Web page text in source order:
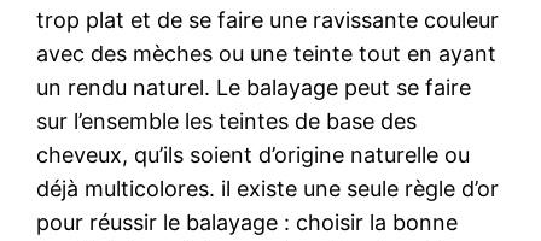
trop plat et de se faire une ravissante couleur
avec des mèches ou une teinte tout en ayant
un rendu naturel. Le balayage peut se faire
sur l’ensemble les teintes de base des
cheveux, qu’ils soient d’origine naturelle ou
déjà multicolores. il existe une seule règle d’or
pour réussir le balayage : choisir la bonne